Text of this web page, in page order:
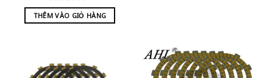
THÊM VÀO GIỎ HÀNG